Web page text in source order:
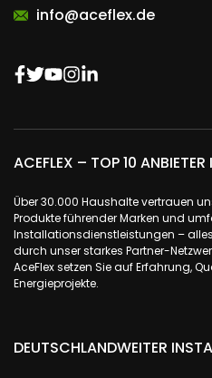
info@aceflex.de
ACEFLEX – TOP 10
Über 30.000 Haushalte vertrauen
Produkte führender Marken und
Installationsdienstleistungen –
durch unser starkes Partner-
AceFlex setzen Sie auf Erfahrung,
Energieprojekte.
DEUTSCHLANDWEITER